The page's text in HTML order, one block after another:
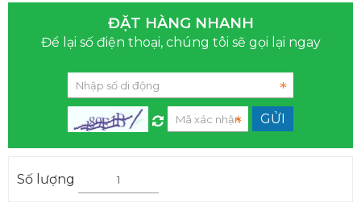
ĐẶT HÀNG NHANH
Để lại số điện thoại, chúng tôi sẽ gọi lại ngay
Số lượng